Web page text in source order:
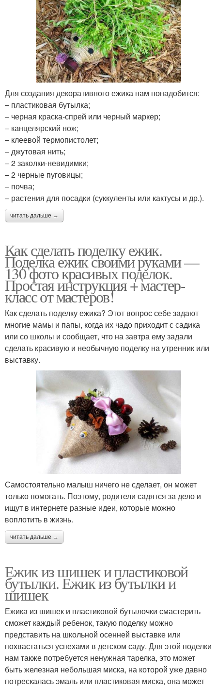
Для создания декоративного ежика нам понадобится:
– пластиковая бутылка;
– черная краска-спрей или черный маркер;
– канцелярский нож;
– клеевой термопистолет;
– джутовая нить;
– 2 заколки-невидимки;
– 2 черные пуговицы;
– почва;
– растения для посадки (суккуленты или кактусы и др.).
читать дальше →
Как сделать поделку ежик.
Поделка ежик своими руками —
130 фото красивых поделок.
Простая инструкция + мастер-
класс от мастеров!
Как сделать поделку ежика? Этот вопрос себе задают
многие мамы и папы, когда их чадо приходит с садика
или со школы и сообщает, что на завтра ему задали
сделать красивую и необычную поделку на утренник или
выставку.
Самостоятельно малыш ничего не сделает, он может
только помогать. Поэтому, родители садятся за дело и
ищут в интернете разные идеи, которые можно
воплотить в жизнь.
читать дальше →
Ежик из шишек и пластиковой
бутылки. Ежик из бутылки и
шишек
Ежика из шишек и пластиковой бутылочки смастерить
сможет каждый ребенок, такую поделку можно
представить на школьной осенней выставке или
похвастаться успехами в детском саду. Для этой поделки
нам также потребуется ненужная тарелка, это может
быть железная небольшая миска, на которой уже давно
потрескалась эмаль или пластиковая миска, она может